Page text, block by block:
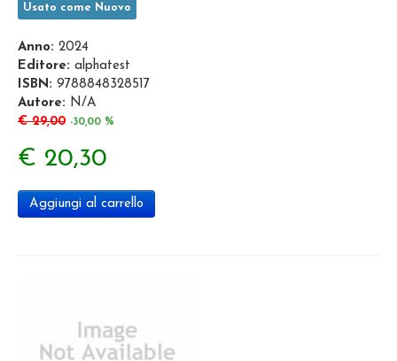
Usato come Nuovo
Anno: 2024
Editore: alphatest
ISBN: 9788848328517
Autore: N/A
€ 29,00 -30,00 %
€ 20,30
Aggiungi al carrello